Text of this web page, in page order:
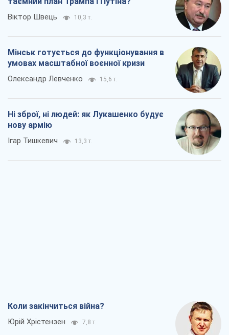
Віктор Швець 10,3 т.
Мінськ готується до функціонування в
умовах масштабної воєнної кризи
Олександр Левченко 15,6 т.
Ні зброї, ні людей: як Лукашенко будує
нову армію
Ігар Тишкевич 13,3 т.
Коли закінчиться війна?
Юрій Хрістензен 7,8 т.